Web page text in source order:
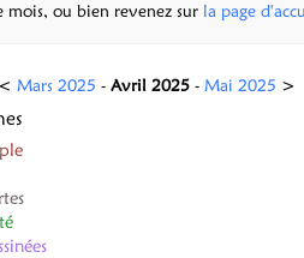
mois, ou bien revenez sur la page
< Mars 2025 - Avril 2025 - Mai 2025 >